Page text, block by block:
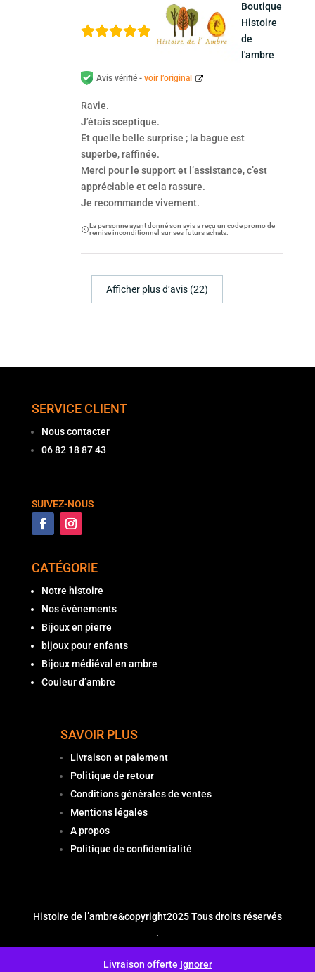
Livraison offerte Ignorer
Boutique
Histoire
de
l'ambre
Avis vérifié - voir l’original
Ravie.
J’étais sceptique.
Et quelle belle surprise ; la bague est
superbe, raffinée.
Merci pour le support et l’assistance, c’est
appréciable et cela rassure.
Je recommande vivement.
La personne ayant donné son avis a reçu un code promo de
remise inconditionnel sur ses futurs achats.
Afficher plus d‘avis (22)
SERVICE CLIENT
Nous contacter
06 82 18 87 43
SUIVEZ-NOUS
CATÉGORIE
Notre histoire
Nos évènements
Bijoux en pierre
bijoux pour enfants
Bijoux médiéval en ambre
Couleur d’ambre
SAVOIR PLUS
Livraison et paiement
Politique de retour
Conditions générales de ventes
Mentions légales
A propos
Politique de confidentialité
Histoire de l’ambre&copyright2025 Tous droits réservés
.